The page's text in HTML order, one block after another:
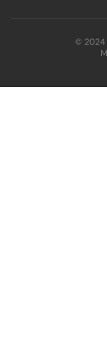
© 2024